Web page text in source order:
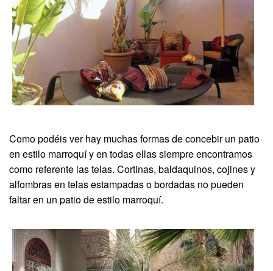
Como podéis ver hay muchas formas de concebir un patio
en estilo marroquí y en todas ellas siempre encontramos
como referente las telas. Cortinas, baldaquinos, cojines y
alfombras en telas estampadas o bordadas no pueden
faltar en un patio de estilo marroquí.